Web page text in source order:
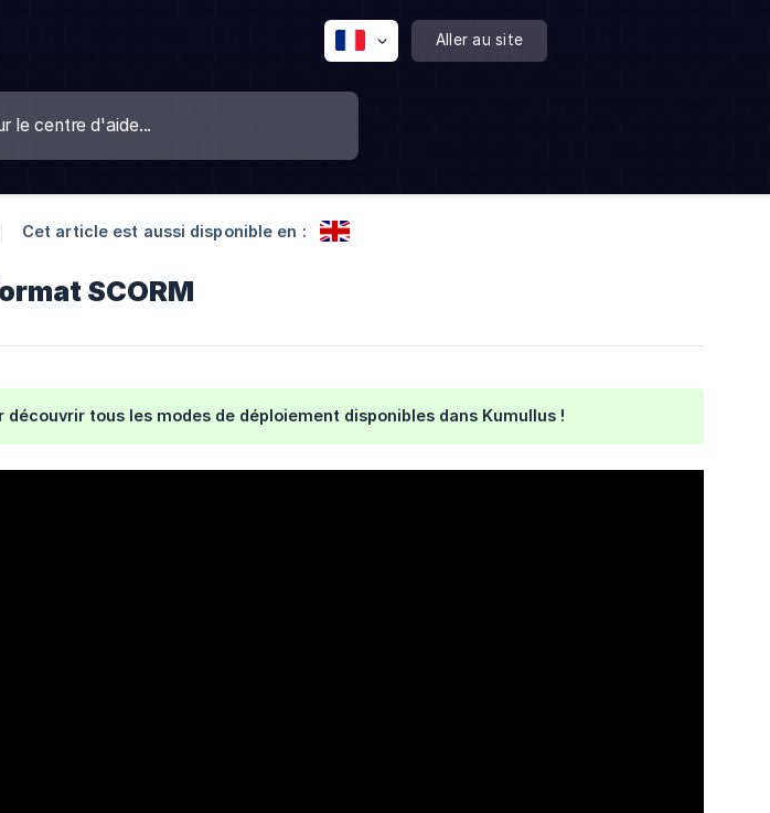
Aller au site
Cet article est aussi disponible en :
SCORM
tous les modes de déploiement disponibles dans Kumullus !